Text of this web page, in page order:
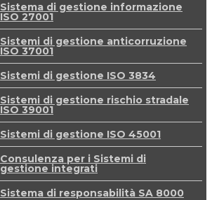
Sistema di gestione informazione
ISO 27001
Sistemi di gestione anticorruzione
ISO 37001
Sistemi di gestione ISO 3834
Sistemi di gestione rischio stradale
ISO 39001
Sistemi di gestione ISO 45001
Consulenza per i Sistemi di
gestione integrati
Sistema di responsabilità SA 8000